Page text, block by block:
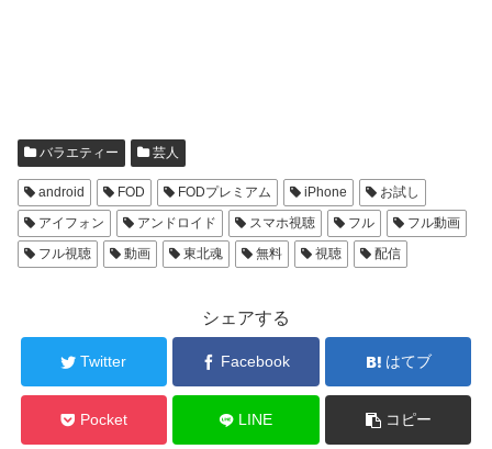
バラエティー 芸人
android FOD FODプレミアム iPhone
お試し
アイフォン
アンドロイド スマホ視聴 フル
フル動画
フル視聴
動画 東北魂 無料 視聴 配信
シェアする
Twitter Facebook はてブ
Pocket LINE コピー